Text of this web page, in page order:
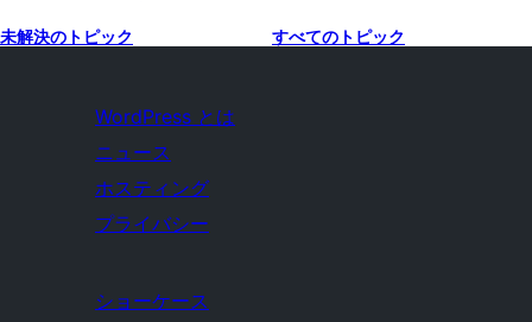
未解決のトピック すべてのトピック
WordPress とは
ニュース
ホスティング
プライバシー
ショーケース